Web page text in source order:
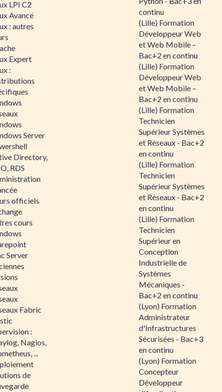
LPI C2
Avancé
: autres
Expert
:
Server
Directory,
RDS
officiels
cours
Server
Fabric
:
Nagios,
...
de
continu
(Lille) Formation
Développeur Web
et Web Mobile –
Bac+2 en continu
(Lille) Formation
Développeur Web
et Web Mobile –
Bac+2 en continu
(Lille) Formation
Technicien
Supérieur Systèmes
et Réseaux - Bac+2
en continu
(Lille) Formation
Technicien
Supérieur Systèmes
et Réseaux - Bac+2
en continu
(Lille) Formation
Technicien
Supérieur en
Conception
Industrielle de
Systèmes
Mécaniques -
Bac+2 en continu
(Lyon) Formation
Administrateur
d'Infrastructures
Sécurisées - Bac+3
en continu
(Lyon) Formation
Concepteur
Développeur